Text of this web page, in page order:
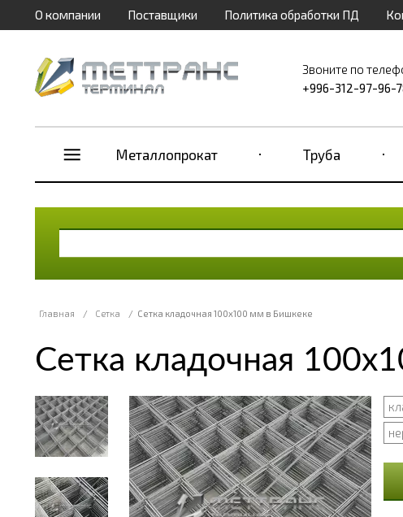
О компании Поставщики Политика обработки ПД
Звоните по
+996-312-97-96-
Металлопрокат Труба
Главная / Сетка / Сетка кладочная 100х100 мм в Бишкеке
Сетка кладочная